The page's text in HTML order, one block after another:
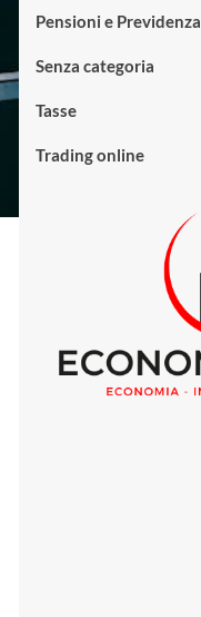
Pensioni e Previdenza
Senza categoria
Tasse
Trading online